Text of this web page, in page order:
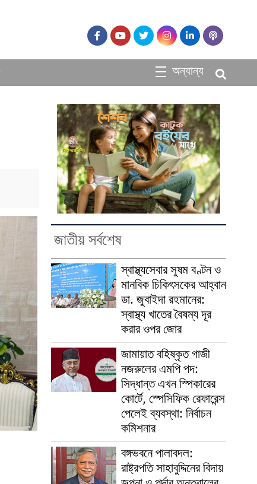
অন্যান্য
জাতীয় সর্বশেষ
স্বাস্থ্যসেবার সুষম বণ্টন ও
মানবিক চিকিৎসকের আহ্বান
ডা. জুবাইদা রহমানের:
স্বাস্থ্য খাতের বৈষম্য দূর
করার ওপর জোর
জামায়াত বহিষ্কৃত গাজী
নজরুলের এমপি পদ:
সিদ্ধান্ত এখন স্পিকারের
কোর্টে, স্পেসিফিক রেফারেন্স
পেলেই ব্যবস্থা: নির্বাচন
কমিশনার
বঙ্গভবনে পালাবদল:
রাষ্ট্রপতি সাহাবুদ্দিনের বিদায়